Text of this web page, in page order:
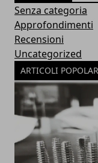
Senza categoria
Approfondimenti
Recensioni
Uncategorized
ARTICOLI